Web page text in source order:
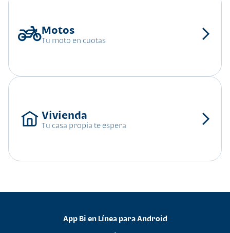
Tu moto en cuotas
Tu casa propia te espera
App Bi en Línea para Android